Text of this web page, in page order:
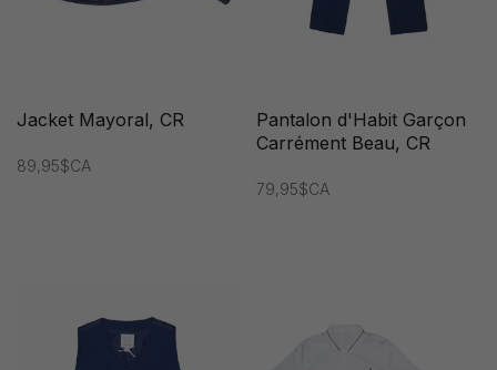
Jacket Mayoral, CR
89,95$CA
Pantalon d'Habit Garçon
Carrément Beau, CR
79,95$CA